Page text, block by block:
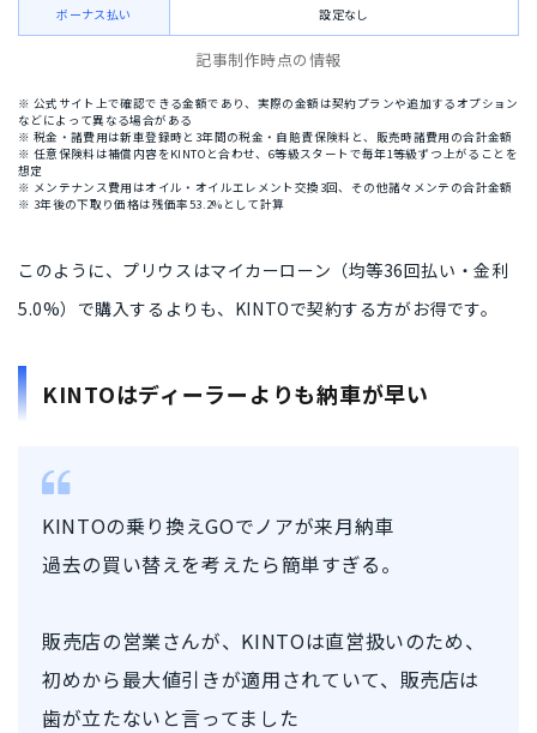
ボーナス払い 設定なし
記事制作時点の情報
※ 公式サイト上で確認できる金額であり、実際の金額は契約プランや追加するオプション
などによって異なる場合がある
※ 税金・諸費用は新車登録時と3年間の税金・自賠責保険料と、販売時諸費用の合計金額
※ 任意保険料は補償内容をKINTOと合わせ、6等級スタートで毎年1等級ずつ上がることを
想定
※ メンテナンス費用はオイル・オイルエレメント交換3回、その他諸々メンテの合計金額
※ 3年後の下取り価格は残価率53.2%として計算
このように、プリウスはマイカーローン（均等36回払い・金利
5.0%）で購入するよりも、 KINTOで契約する方がお得です。
KINTOはディーラーよりも納車が早い
KINTOの乗り換えGOでノアが来月納車
過去の買い替えを考えたら簡単すぎる。
販売店の営業さんが、KINTOは直営扱いのため、
初めから最大値引きが適用されていて、販売店は
歯が立たないと言ってました